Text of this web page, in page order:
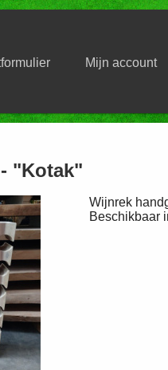
Mijn account
"Kotak"
Wijnrek
Beschikbaar